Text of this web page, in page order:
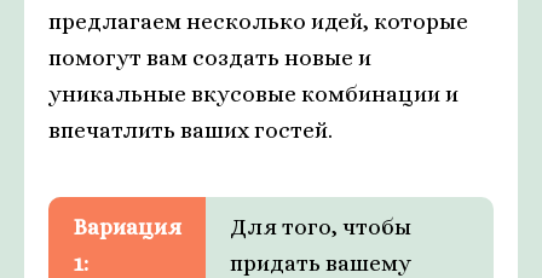
предлагаем несколько идей, которые
помогут вам создать новые и
уникальные вкусовые комбинации и
впечатлить ваших гостей.
Вариация
1:
Для того, чтобы
придать вашему